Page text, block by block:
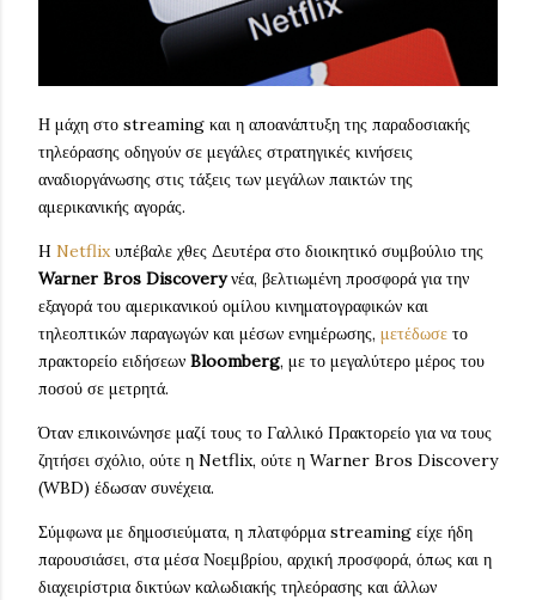
Η μάχη στο streaming και η αποανάπτυξη της παραδοσιακής
τηλεόρασης οδηγούν σε μεγάλες στρατηγικές κινήσεις
αναδιοργάνωσης στις τάξεις των μεγάλων παικτών της
αμερικανικής αγοράς.
H Netflix υπέβαλε χθες Δευτέρα στο διοικητικό συμβούλιο της
Warner Bros Discoveryνέα, βελτιωμένη προσφορά για την
εξαγορά του αμερικανικού ομίλου κινηματογραφικών και
τηλεοπτικών παραγωγών και μέσων ενημέρωσης, μετέδωσε το
πρακτορείο ειδήσεων Bloomberg, με το μεγαλύτερο μέρος του
ποσού σε μετρητά.
Όταν επικοινώνησε μαζί τους το Γαλλικό Πρακτορείο για να τους
ζητήσει σχόλιο, ούτε η Netflix, ούτε η Warner Bros Discovery
(WBD) έδωσαν συνέχεια.
Σύμφωνα με δημοσιεύματα, η πλατφόρμα streaming είχε ήδη
παρουσιάσει, στα μέσα Νοεμβρίου, αρχική προσφορά, όπως και η
διαχειρίστρια δικτύων καλωδιακής τηλεόρασης και άλλων